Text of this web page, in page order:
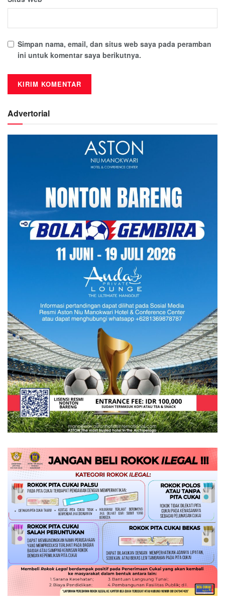
Simpan nama, email, dan situs web saya pada peramban
ini untuk komentar saya berikutnya.
Advertorial